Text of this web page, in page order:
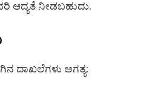
ಆದ್ಯತೆ ನೀಡಬಹುದು.
ದಾಖಲೆಗಳು ಅಗತ್ಯ: